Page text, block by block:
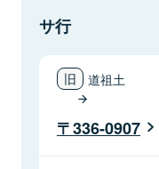
サ行
道祖土
336-0907